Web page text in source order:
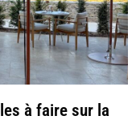
à faire sur la